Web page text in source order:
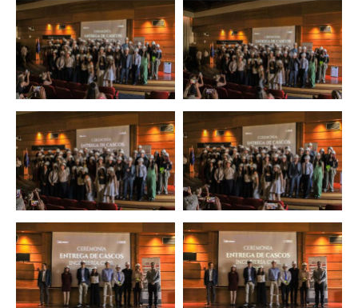
Zoom Zoom
Zoom Zoom
Zoom Zoom